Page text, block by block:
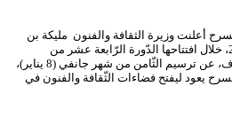
أعلنت وزيرة الثقافة والفنون مليكة بن
دودة، يوم الخميس 11 مارس 2021، خلال افتتاحها الدّورة الرّابعة عشر من
المهرجان الوطنيّ للمسرح المحترف، عن ترسيم الثّامن من شهر جانفي (8 يناير)،
يعود ليفتح فضاءات الثّقافة والفنون في